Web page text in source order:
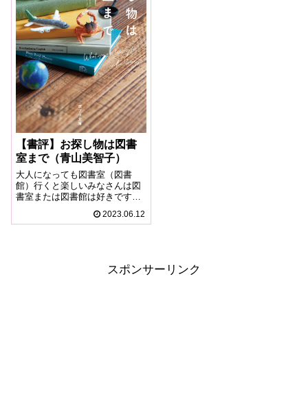
【書評】お探し物は図書
室まで（青山美智子）
大人になっても図書室（図書
館）行くと楽しいみなさんは図
書室または図書館は好きです
か？kyon私は学生時代は勉強す
るためによく使っていました
2023.06.12
スポンサーリンク